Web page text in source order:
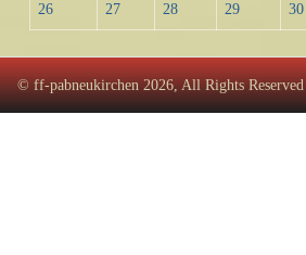
26 27 28 29 30
© ff-pabneukirchen 2026, All Rights Reserved